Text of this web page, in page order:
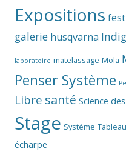
Expositions
galerie husqvarna
laboratoire matelassage Mola
Penser Système
Libre santé Science
Stage Système
écharpe